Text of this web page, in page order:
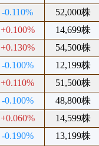
-0.110% 52,000株
+0.100% 14,699株
+0.130% 54,500株
-0.100% 12,199株
+0.110% 51,500株
-0.100% 48,800株
+0.060% 14,599株
-0.190% 13,199株